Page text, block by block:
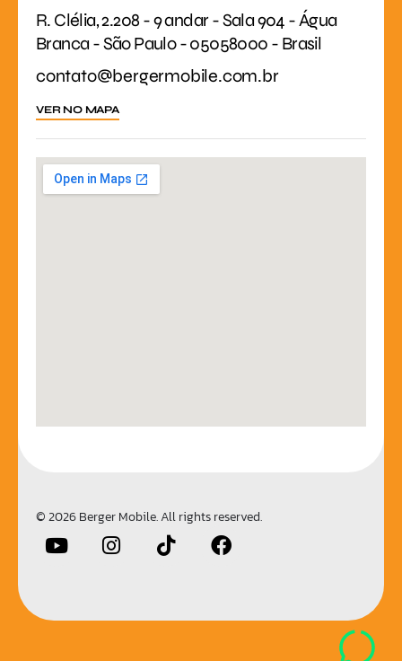
R. Clélia, 2.208 - 9 andar - Sala 904 - Água
Branca - São Paulo - 05058000 - Brasil
contato@bergermobile.com.br
VER NO MAPA
© 2026 Berger Mobile. All rights reserved.